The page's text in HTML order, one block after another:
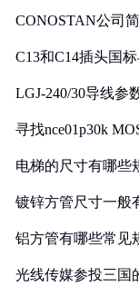
CONOSTAN公司
C13和C14插头国
LGJ-240/30导线参
寻找nce01p30k
电梯的尺寸有哪些
镀锌方管尺寸一般
铝方管有哪些常见
光线传媒参投三国